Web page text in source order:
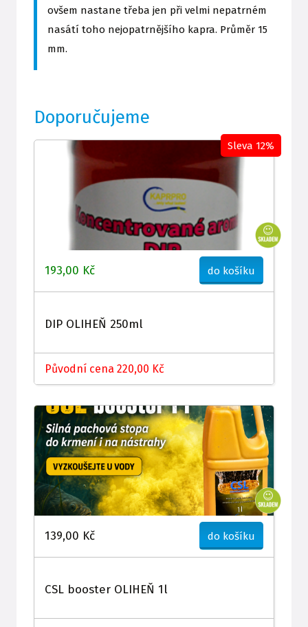
ovšem nastane třeba jen při velmi nepatrném
nasátí toho nejopatrnějšího kapra. Průměr 15
mm.
Doporučujeme
193,00 Kč do košíku
DIP OLIHEŇ 250ml
Původní cena 220,00 Kč
Sleva 12%
139,00 Kč do košíku
CSL booster OLIHEŇ 1l